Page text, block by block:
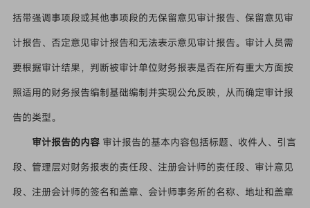
括带强调事项段或其他事项段的无保留意见审计报告、保留意见审
计报告、否定意见审计报告和无法表示意见审计报告。审计人员需
要根据审计结果，判断被审计单位财务报表是否在所有重大方面按
照适用的财务报告编制基础编制并实现公允反映，从而确定审计报
告的类型。
审计报告的内容审计报告的基本内容包括标题、收件人、引言
段、管理层对财务报表的责任段、注册会计师的责任段、审计意见
段、注册会计师的签名和盖章、会计师事务所的名称、地址和盖章